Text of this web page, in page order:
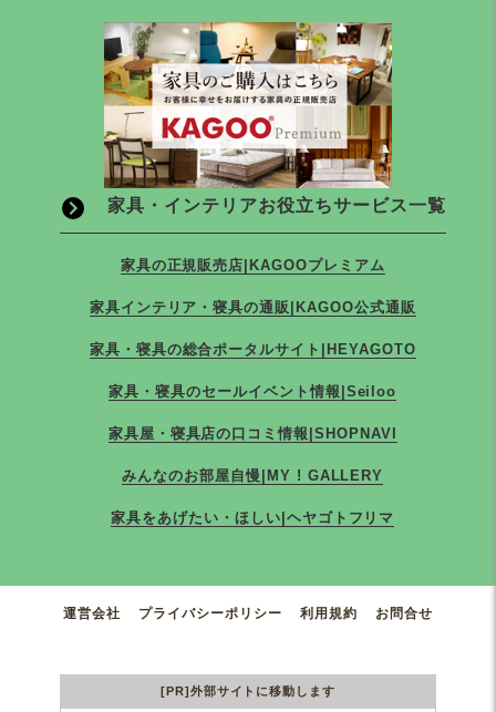
家具・インテリアお役立ちサービス一覧
家具の正規販売店|KAGOOプレミアム
家具インテリア・寝具の通販|KAGOO公式通販
家具・寝具の総合ポータルサイト|HEYAGOTO
家具・寝具のセールイベント情報|Seiloo
家具屋・寝具店の口コミ情報|SHOPNAVI
みんなのお部屋自慢|MY ! GALLERY
家具をあげたい・ほしい|ヘヤゴトフリマ
運営会社 プライバシーポリシー 利用規約 お問合せ
[PR]外部サイトに移動します